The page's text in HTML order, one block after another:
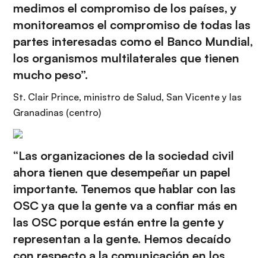
medimos el compromiso de los países, y
monitoreamos el compromiso de todas las
partes interesadas como el Banco Mundial,
los organismos multilaterales que tienen
mucho peso”.
St. Clair Prince, ministro de Salud, San Vicente y las
Granadinas (centro)
“Las organizaciones de la sociedad civil
ahora tienen que desempeñar un papel
importante. Tenemos que hablar con las
OSC ya que la gente va a confiar más en
las OSC porque están entre la gente y
representan a la gente. Hemos decaído